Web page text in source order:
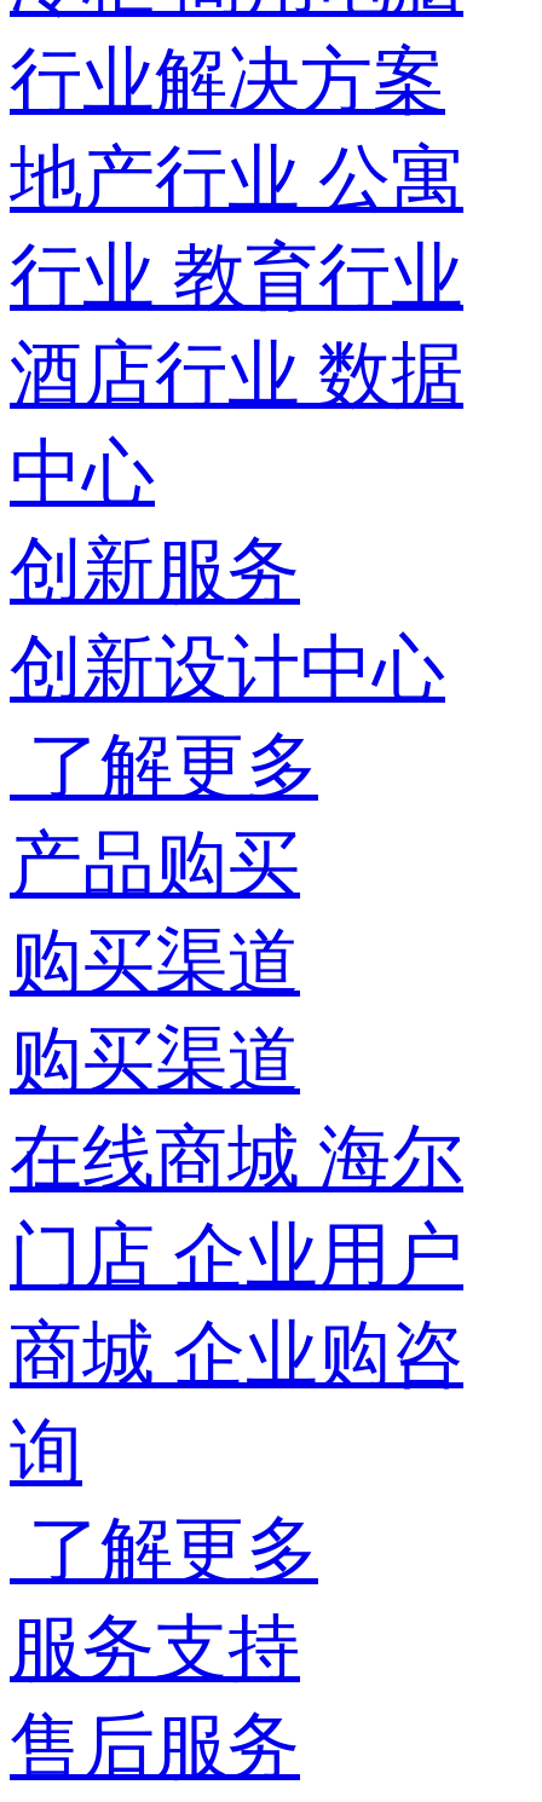
行业解决方案
地产行业 公寓
行业 教育行业
酒店行业 数据
中心
创新服务
创新设计中心
了解更多
产品购买
购买渠道
购买渠道
在线商城 海尔
门店 企业用户
商城 企业购咨
询
了解更多
服务支持
售后服务